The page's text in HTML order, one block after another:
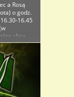
a Rosą
o godz.
16.45
chcą
są o
zł, do ..